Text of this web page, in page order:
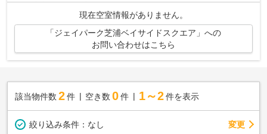
現在空室情報がありません。
「ジェイパーク芝浦ベイサイドスクエア」への
お問い合わせはこちら
該当物件数 2件 空き数 0 件 1～2 件を表示
絞り込み条件： なし 変更